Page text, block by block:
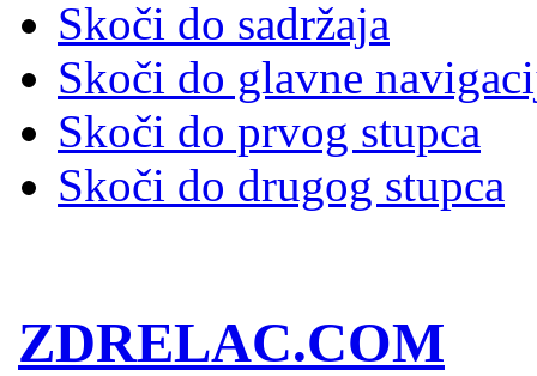
Skoči do sadržaja
Skoči do glavne
Skoči do prvog stupca
Skoči do drugog stupca
ZDRELAC.COM